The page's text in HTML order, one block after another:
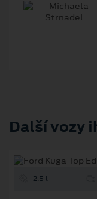
Další vozy
2.5 l